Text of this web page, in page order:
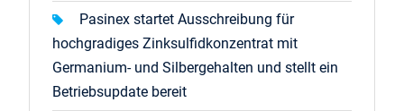
Pasinex startet Ausschreibung für
hochgradiges Zinksulfidkonzentrat mit
Germanium- und Silbergehalten und stellt ein
Betriebsupdate bereit